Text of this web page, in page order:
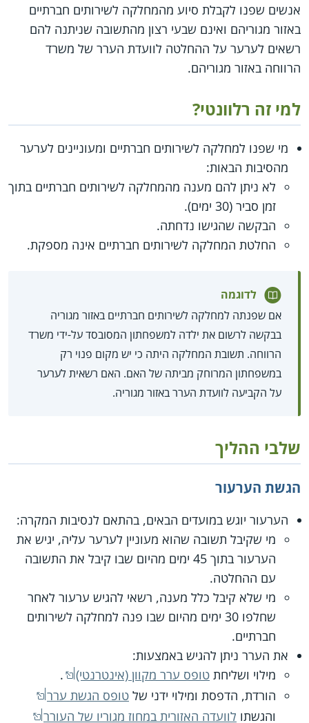
אנשים שפנו לקבלת סיוע מהמחלקה לשירותים חברתיים
באזור מגוריהם ואינם שבעי רצון מהתשובה שניתנה להם
רשאים לערער על ההחלטה לוועדת הערר של משרד
הרווחה באזור מגוריהם.
למי זה רלוונטי?
מי שפנו למחלקה לשירותים חברתיים ומעוניינים לערער
מהסיבות הבאות:
לא ניתן להם מענה מהמחלקה לשירותים חברתיים בתוך
זמן סביר (30 ימים).
הבקשה שהגישו נדחתה.
החלטת המחלקה לשירותים חברתיים אינה מספקת.
לדוגמה
אם שפנתה למחלקה לשירותים חברתיים באזור מגוריה
בבקשה לרשום את ילדה למשפחתון המסובסד על-ידי משרד
הרווחה. תשובת המחלקה היתה כי יש מקום פנוי רק
במשפחתון המרוחק מביתה של האם. האם רשאית לערער
על הקביעה לוועדת הערר באזור מגוריה.
שלבי ההליך
הגשת הערעור
הערעור יוגש במועדים הבאים, בהתאם לנסיבות המקרה:
מי שקיבל תשובה שהוא מעוניין לערער עליה, יגיש את
הערעור בתוך 45 ימים מהיום שבו קיבל את התשובה
עם ההחלטה.
מי שלא קיבל כלל מענה, רשאי להגיש ערעור לאחר
שחלפו 30 ימים מהיום שבו פנה למחלקה לשירותים
חברתיים.
את הערר ניתן להגיש באמצעות:
מילוי ושליחת טופס ערר מקוון (אינטרנטי)
.
הורדת, הדפסת ומילוי ידני של טופס הגשת ערר
והגשתו לוועדה האזורית במחוז מגוריו של העורר